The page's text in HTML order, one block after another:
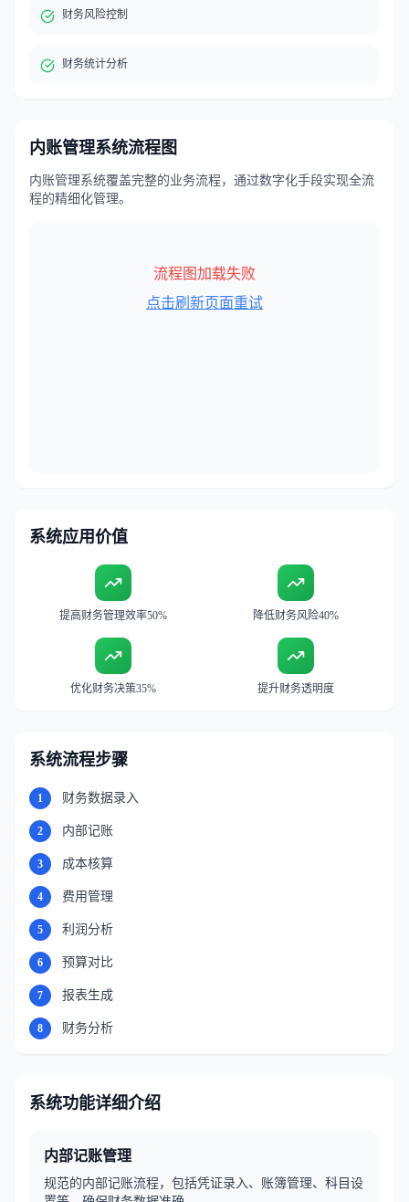
财务风险控制
财务统计分析
内账管理系统流程图
内账管理系统覆盖完整的业务流程，通过数字化手段实现全流
程的精细化管理。
流程图加载失败
点击刷新页面重试
系统应用价值
提高财务管理效率50% 降低财务风险40%
优化财务决策35% 提升财务透明度
系统流程步骤
1 财务数据录入
2 内部记账
3 成本核算
4 费用管理
5 利润分析
6 预算对比
7 报表生成
8 财务分析
系统功能详细介绍
内部记账管理
规范的内部记账流程，包括凭证录入、账簿管理、科目设